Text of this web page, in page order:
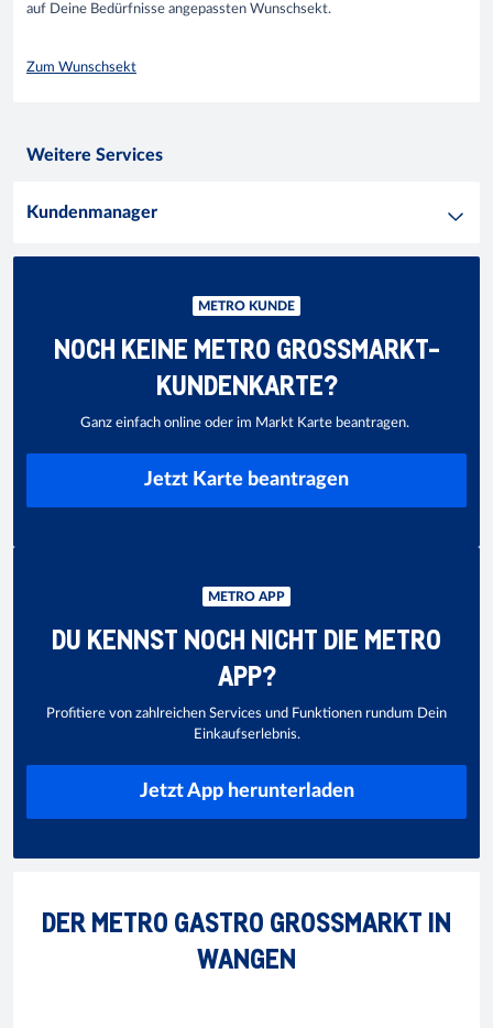
auf Deine Bedürfnisse angepassten Wunschsekt.
Zum Wunschsekt
Weitere Services
Kundenmanager
METRO KUNDE
NOCH KEINE METRO GROSSMARKT-K
UNDENKARTE?
Ganz einfach online oder im Markt Karte beantragen.
Jetzt Karte beantragen
METRO APP
DU KENNST NOCH NICHT DIE METRO
APP?
Profitiere von zahlreichen Services und Funktionen rundum Dein
Einkaufserlebnis.
Jetzt App herunterladen
DER METRO GASTRO GROSSMARKT IN
WANGEN